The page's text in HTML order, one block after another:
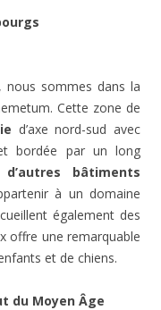
nous sommes dans la
Cette zone de
d’axe nord-sud avec
bordée par un long
d’autres bâtiments
à un domaine
également des
offre une remarquable
et de chiens.
du Moyen Âge